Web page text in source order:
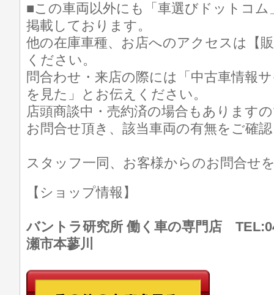
■この車両以外にも「車選びドットコ
掲載しております。
他の在庫車種、お店へのアクセスは【
ください。
問合わせ・来店の際には「中古車情報
を見た」とお伝えください。
店頭商談中・売約済の場合もあります
お問合せ頂き、該当車両の有無をご確
スタッフ一同、お客様からのお問合せ
【ショップ情報】
バントラ研究所 働く車の専門店
瀬市本蓼川